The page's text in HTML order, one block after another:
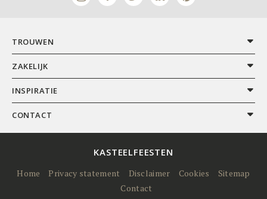
TROUWEN
ZAKELIJK
INSPIRATIE
CONTACT
KASTEELFEESTEN
Home Privacy statement Disclaimer Cookies
Sitemap
Contact